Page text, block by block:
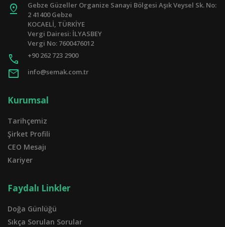
pin_drop
Gebze Güzeller Organize Sanayi Bölgesi Aşık Veysel Sk. No:
2 41400 Gebze
KOCAELİ, TÜRKİYE
Vergi Dairesi: İLYASBEY
Vergi No: 7600476012
call +90 262 723 2900
mail info@semak.com.tr
Kurumsal
Tarihçemiz
Şirket Profili
CEO Mesajı
Kariyer
Faydalı Linkler
Doğa Günlüğü
Sıkça Sorulan Sorular